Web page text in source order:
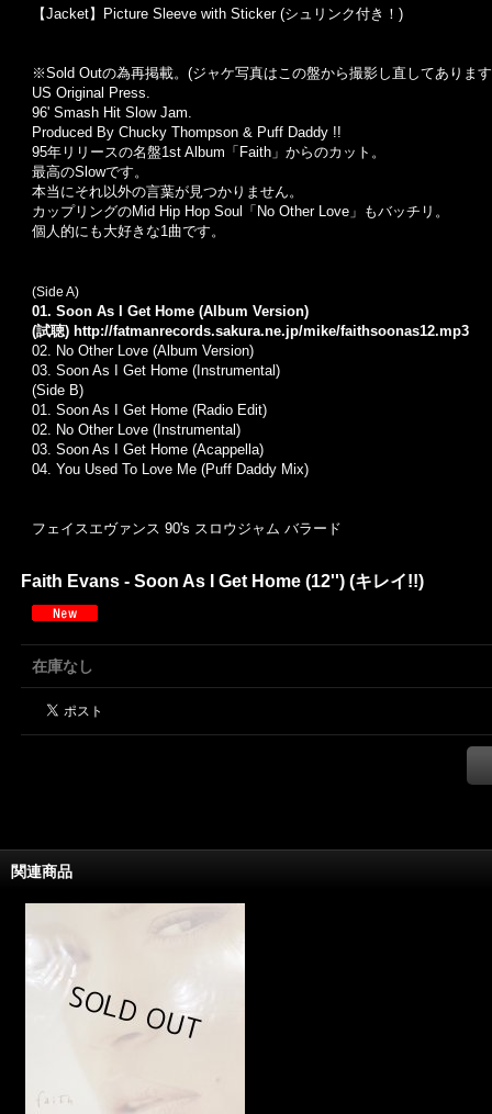
【Jacket】Picture Sleeve with Sticker (シュリンク付き！)
※Sold Outの為再掲載。 (ジャケ写真はこの盤から撮影し直してありま
US Original Press.
96' Smash Hit Slow Jam.
Produced By Chucky Thompson & Puff Daddy !!
95年リリースの名盤1st Album「Faith」からのカット。
最高のSlowです。
本当にそれ以外の言葉が見つかりません。
カップリングのMid Hip Hop Soul「No Other Love」もバッチリ。
個人的にも大好きな1曲です。
(Side A)
01. Soon As I Get Home (Album Version)
(試聴) http://fatmanrecords.sakura.ne.jp/mike/faithsoonas12.mp3
02. No Other Love (Album Version)
03. Soon As I Get Home (Instrumental)
(Side B)
01. Soon As I Get Home (Radio Edit)
02. No Other Love (Instrumental)
03. Soon As I Get Home (Acappella)
04. You Used To Love Me (Puff Daddy Mix)
フェイスエヴァンス 90's スロウジャム バラード
Faith Evans - Soon As I Get Home (12'') (キレイ!!)
在庫なし
関連商品